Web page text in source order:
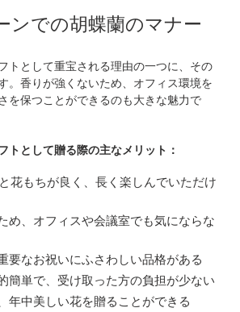
ンでの胡蝶蘭のマナー
トとして重宝される理由の一つに、その
。香りが強くないため、オフィス環境を
を保つことができるのも大きな魅力で
トとして贈る際の主なメリット：
花もちが良く、長く楽しんでいただけ
め、オフィスや会議室でも気にならな
要なお祝いにふさわしい品格がある
簡単で、受け取った方の負担が少ない
年中美しい花を贈ることができる